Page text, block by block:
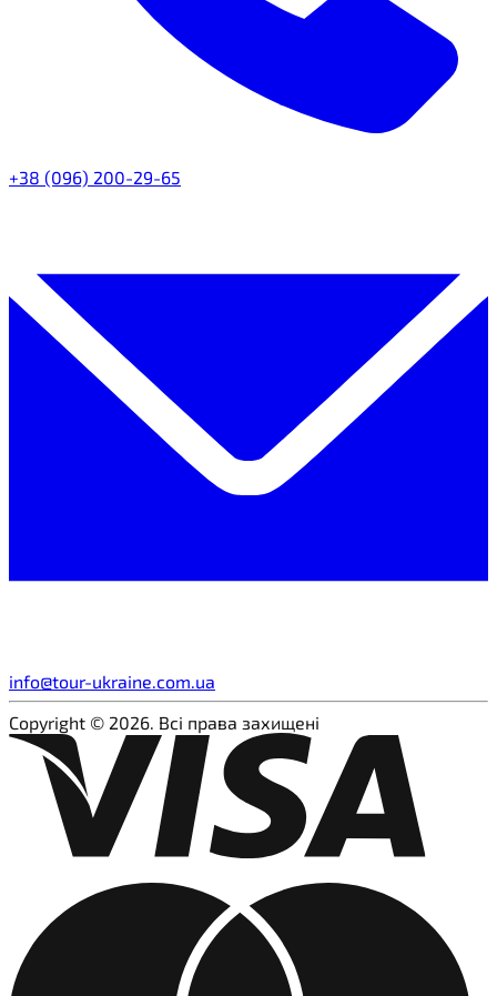
+38 (096) 200-29-65
info@tour-ukraine.com.ua
Copyright © 2026. Всі права захищені